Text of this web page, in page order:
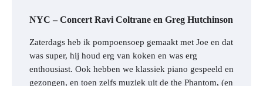
NYC – Concert Ravi Coltrane en Greg Hutchinson
Zaterdags heb ik pompoensoep gemaakt met Joe en dat
was super, hij houd erg van koken en was erg
enthousiast. Ook hebben we klassiek piano gespeeld en
gezongen, en toen zelfs muziek uit de the Phantom, (en